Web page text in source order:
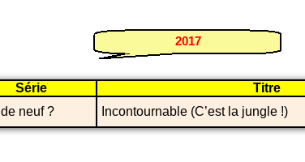
2017
Série Titre
neuf ? Incontournable (C’est la jungle !)